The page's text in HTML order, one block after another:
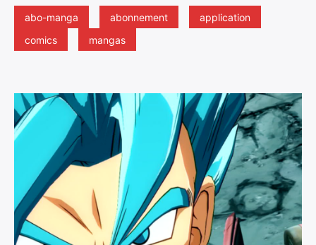
abo-manga abonnement
application
comics
mangas